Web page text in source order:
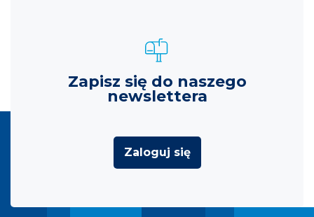
Zapisz się do naszego
newslettera
Zaloguj się